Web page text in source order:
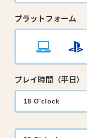
プラットフォーム
プレイ時間（平日）